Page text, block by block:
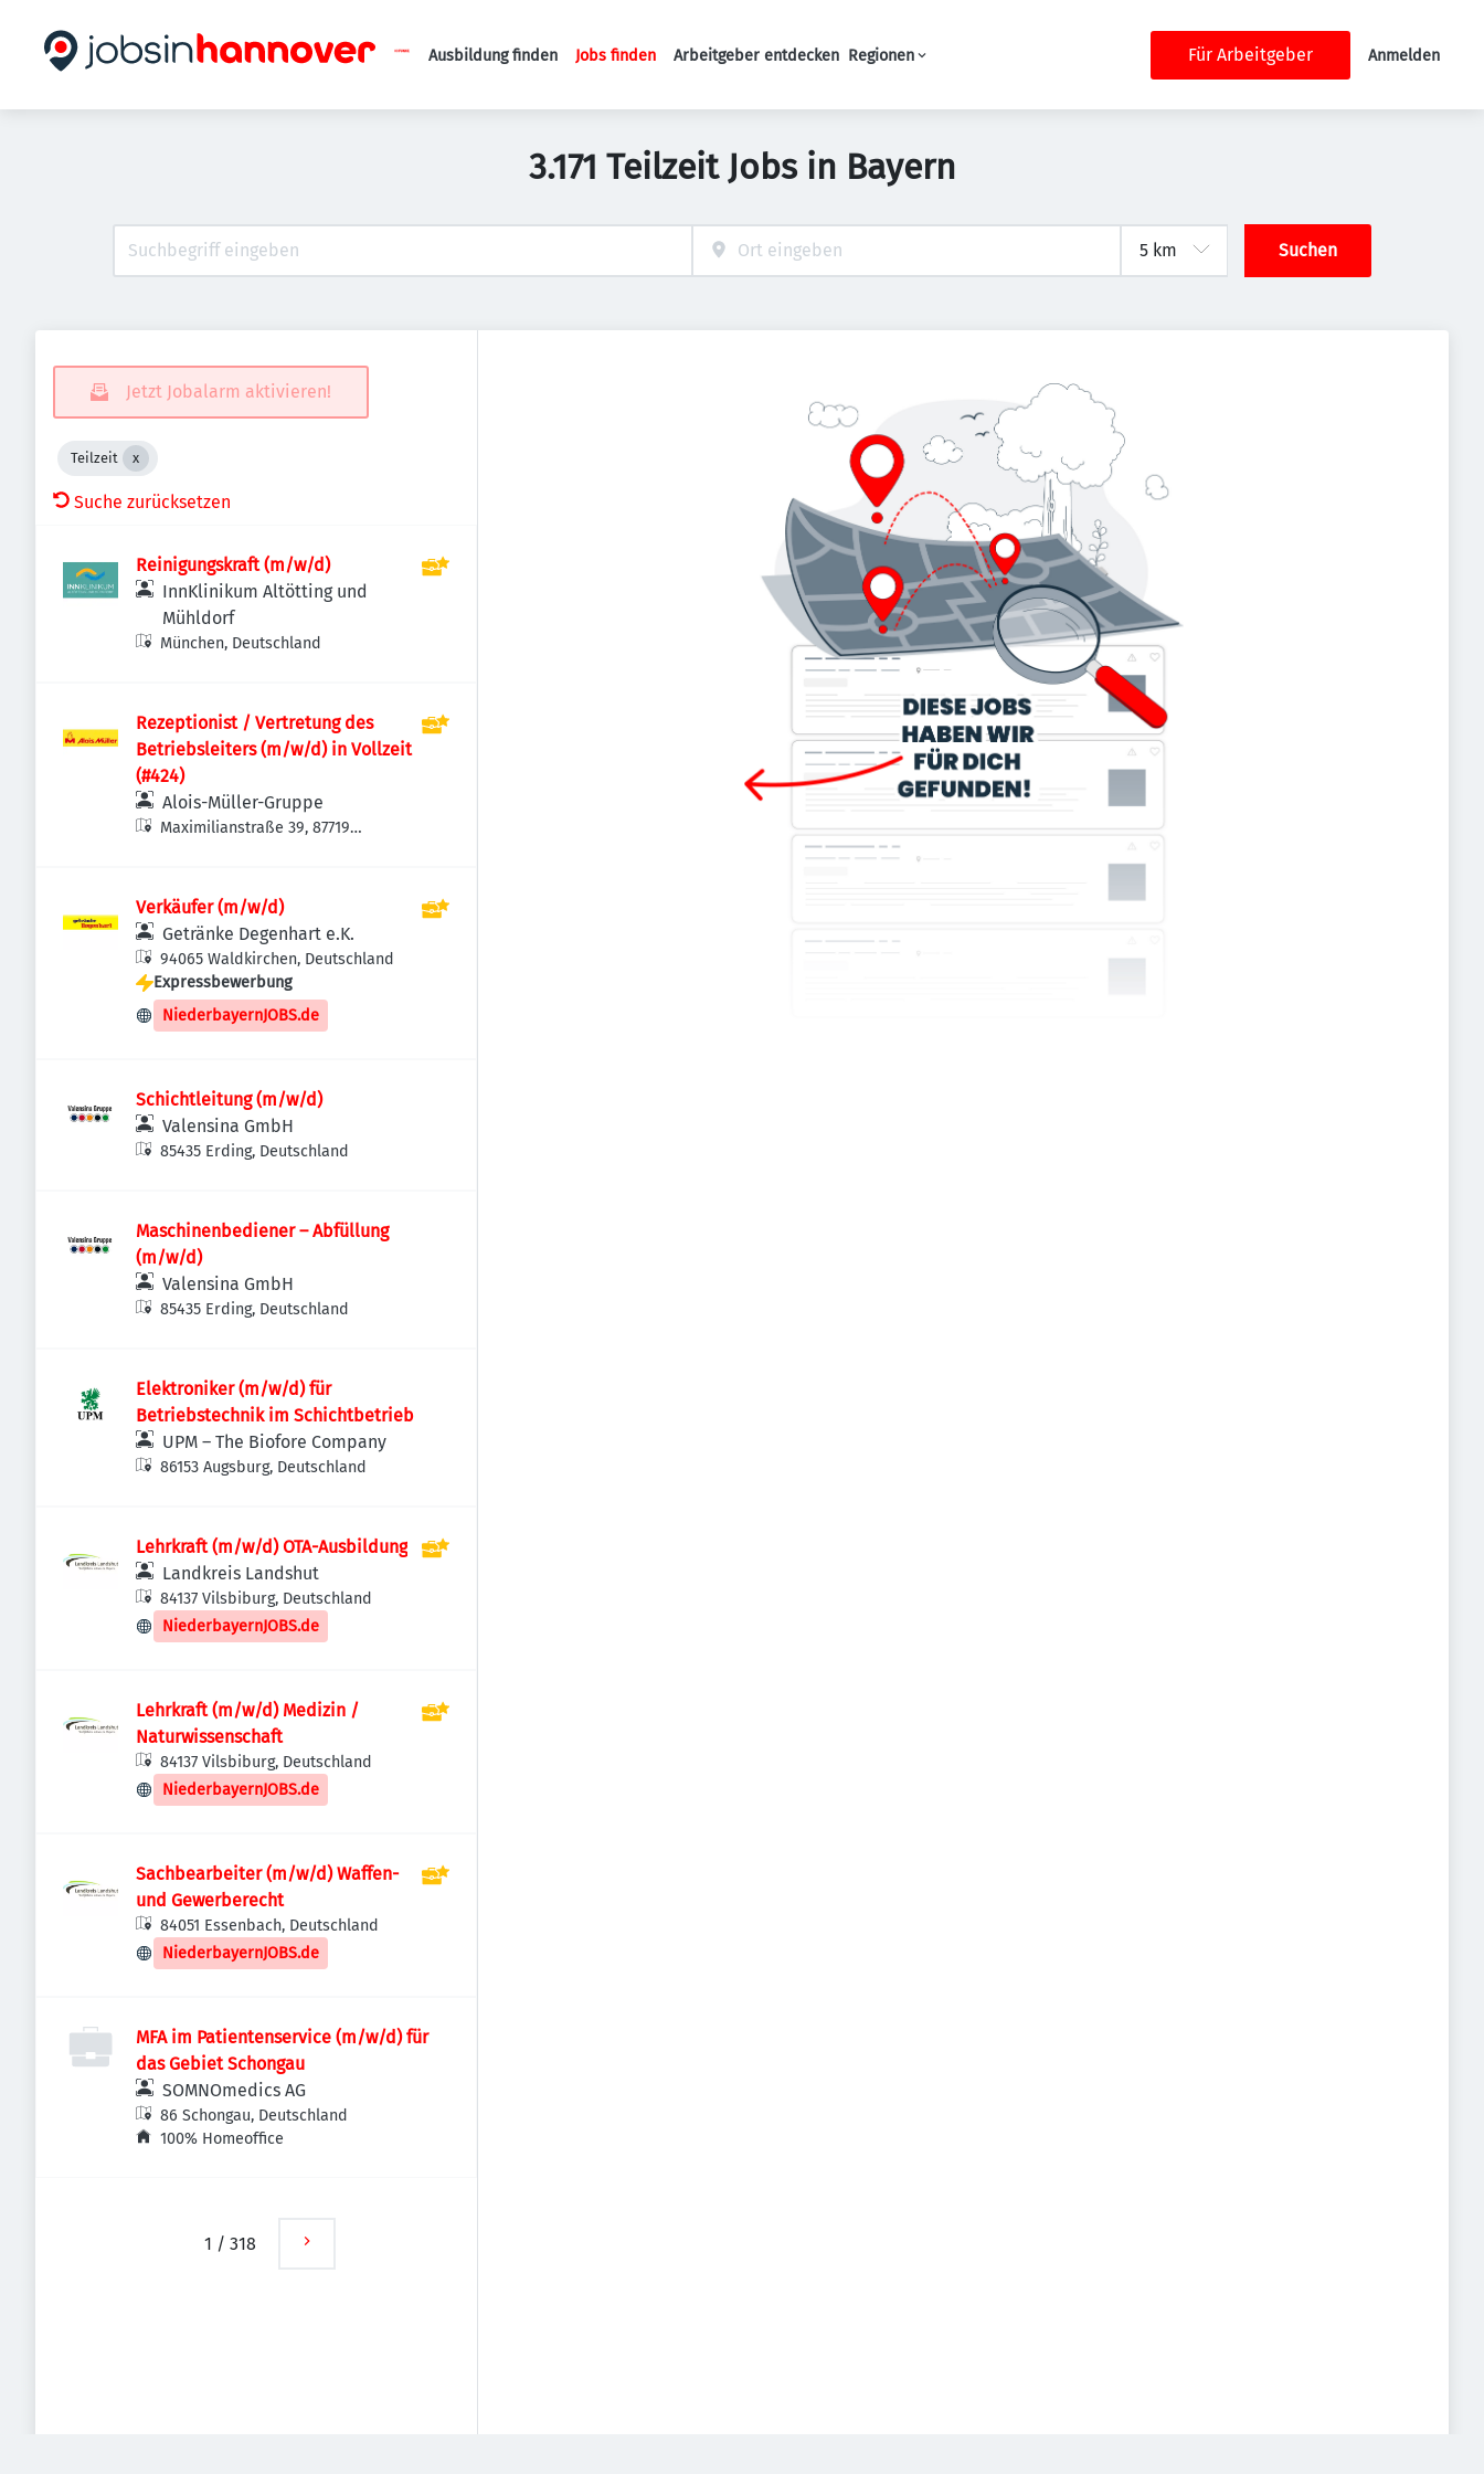
Haupt-Navigation
Ausbildung finden Jobs finden Arbeitgeber entdecken Regionen Für Arbeitgeber Anmelden
3.171 Teilzeit Jobs in Bayern
Suchen
Jetzt Jobalarm aktivieren!
Teilzeit
Suche zurücksetzen
Reinigungskraft (m/w/d)
InnKlinikum Altötting und
Mühldorf
München, Deutschland
Rezeptionist / Vertretung des
Betriebsleiters (m/w/d) in Vollzeit
(#424)
Alois-Müller-Gruppe
Maximilianstraße 39, 87719
Verkäufer (m/w/d)
Getränke Degenhart e.K.
94065 Waldkirchen, Deutschland
Expressbewerbung
NiederbayernJOBS.de
Schichtleitung (m/w/d)
Valensina GmbH
85435 Erding, Deutschland
Maschinenbediener – Abfüllung
(m/w/d)
Valensina GmbH
85435 Erding, Deutschland
Elektroniker (m/w/d) für
Betriebstechnik im Schichtbetrieb
UPM – The Biofore Company
86153 Augsburg, Deutschland
Lehrkraft (m/w/d) OTA-Ausbildung
Landkreis Landshut
84137 Vilsbiburg, Deutschland
NiederbayernJOBS.de
Lehrkraft (m/w/d) Medizin /
Naturwissenschaft
84137 Vilsbiburg, Deutschland
NiederbayernJOBS.de
Sachbearbeiter (m/w/d) Waffen-
und Gewerberecht
84051 Essenbach, Deutschland
NiederbayernJOBS.de
MFA im Patientenservice (m/w/d) für
das Gebiet Schongau
SOMNOmedics AG
86 Schongau, Deutschland
100% Homeoffice
1 / 318